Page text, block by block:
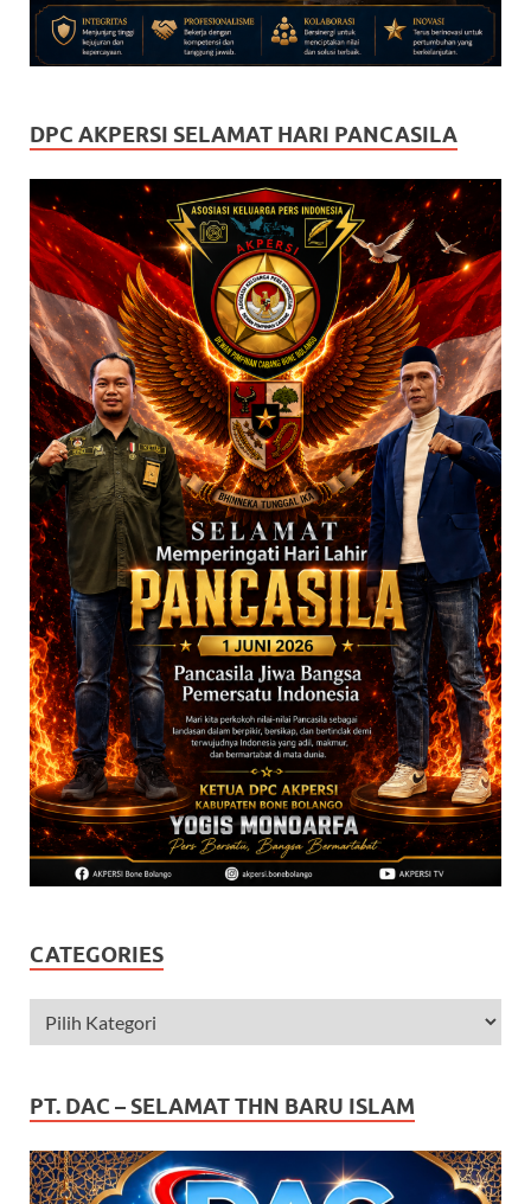
DPC AKPERSI SELAMAT HARI PANCASILA
CATEGORIES
PT. DAC – SELAMAT THN BARU ISLAM